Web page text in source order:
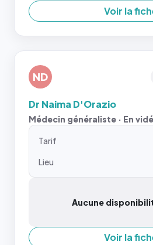
Voir la
ND
Dr Naima D'Orazio
Médecin généraliste · En
Tarif
Lieu
Aucune
Voir la